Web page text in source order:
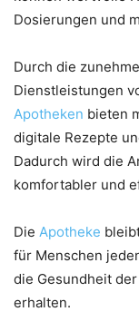
Dosierungen und
Durch die
Dienstleistungen
Apotheken bieten
digitale Rezepte
Dadurch wird die
komfortabler und
Die Apotheke
für Menschen
die Gesundheit
erhalten.